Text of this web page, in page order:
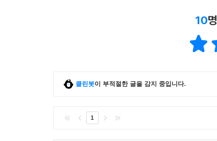
10
클린봇이 부적절한 글을 감지 중입니다.
1